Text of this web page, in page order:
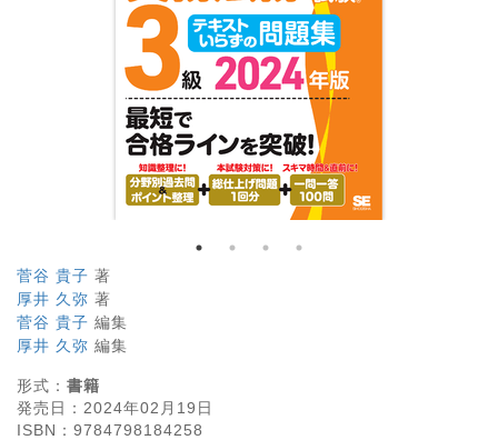
菅谷 貴子 著
厚井 久弥 著
菅谷 貴子 編集
厚井 久弥 編集
形式： 書籍
発売日： 2024年02月19日
ISBN： 9784798184258